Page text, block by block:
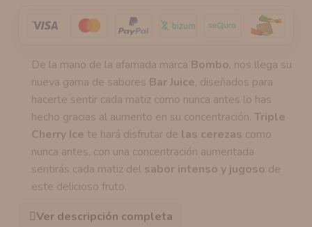
De la mano de la afamada marca Bombo, nos llega su
nueva gama de sabores Bar Juice, diseñados para
hacerte sentir cada matiz como nunca antes lo has
hecho gracias al aumento en su concentración.Triple
Cherry Ice te hará disfrutar de las cerezas como
nunca antes, con una concentración aumentada
sentirás cada matiz del sabor intenso y jugoso de
este delicioso fruto.
Ver descripción completa